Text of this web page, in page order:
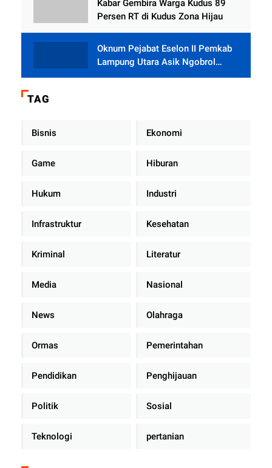
Kabar Gembira Warga Kudus 89
Persen RT di Kudus Zona Hijau
Oknum Pejabat Eselon II Pemkab
Lampung Utara Asik Ngobrol
Dengan Teman Kencan Wanitanya
TAG
Bisnis Ekonomi
Game Hiburan
Hukum Industri
Infrastruktur Kesehatan
Kriminal Literatur
Media Nasional
News Olahraga
Ormas Pemerintahan
Pendidikan Penghijauan
Politik Sosial
Teknologi pertanian